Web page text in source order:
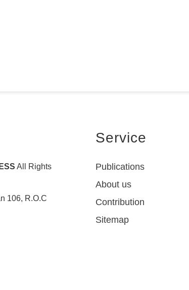
All Rights
106, R.O.C
Service
Publications
About us
Contribution
Sitemap